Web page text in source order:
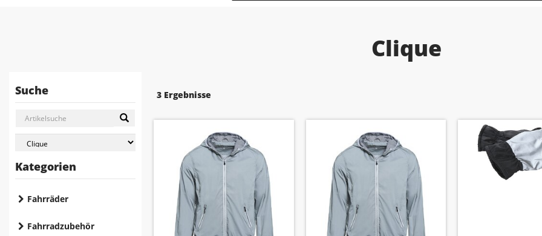
Clique
Suche
Kategorien
Fahrräder
Fahrradzubehör
3 Ergebnisse